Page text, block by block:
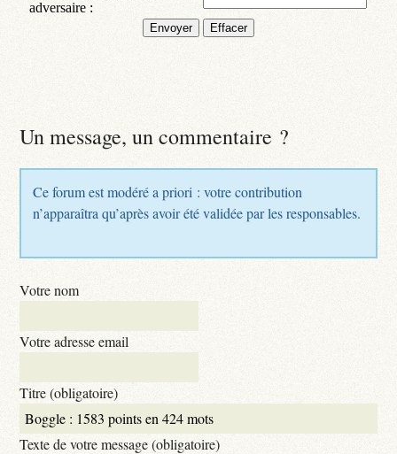
Un message, un commentaire ?
Ce forum est modéré a priori : votre contribution
n’apparaîtra qu’après avoir été validée par les responsables.
Votre nom
Votre adresse email
Titre (obligatoire)
Texte de votre message (obligatoire)